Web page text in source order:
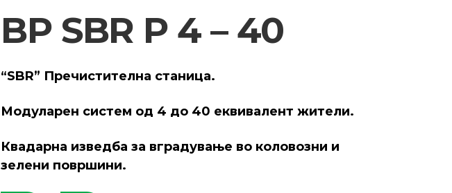
BP SBR P 4 – 40
“SBR” Пречистителна станица.
Модуларен систем од 4 до 40 еквивалент жители.
Квадарна изведба за вградување во коловозни и
зелени површини.